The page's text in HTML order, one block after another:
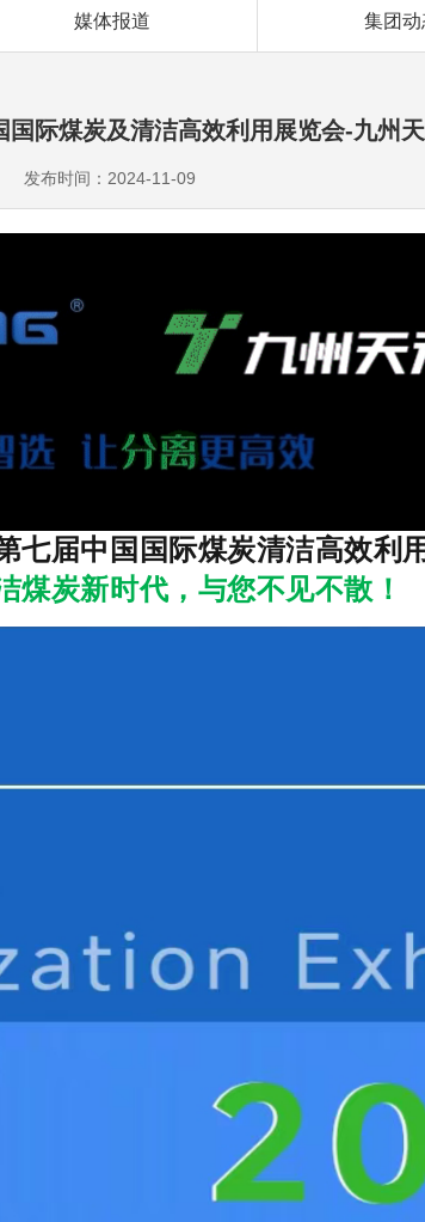
媒体报道 集团动
国际煤炭及清洁高效利用展览会-九州
发布时间：2024-11-09
七届中国国际煤炭清洁高效利
煤炭新时代，与您不见不散！